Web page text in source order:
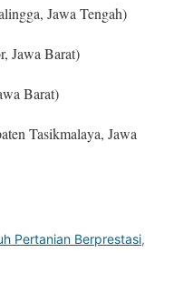
Jawa Tengah)
Jawa Barat)
Barat)
Tasikmalaya, Jawa
Pertanian Berprestasi,